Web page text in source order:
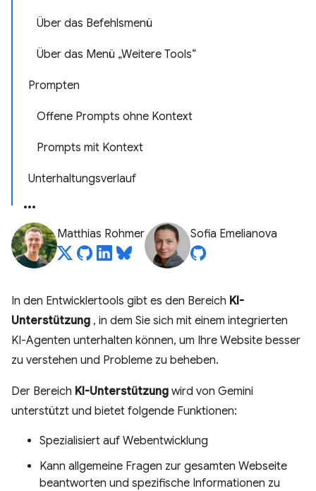
Über das Befehlsmenü
Über das Menü „Weitere Tools“
Prompten
Offene Prompts ohne Kontext
Prompts mit Kontext
Unterhaltungsverlauf
Matthias Rohmer Sofia Emelianova
In den Entwicklertools gibt es den Bereich KI-
Unterstützung , in dem Sie sich mit einem integrierten
KI-Agenten unterhalten können, um Ihre Website besser
zu verstehen und Probleme zu beheben.
Der Bereich KI-Unterstützung wird von Gemini
unterstützt und bietet folgende Funktionen:
Spezialisiert auf Webentwicklung
Kann allgemeine Fragen zur gesamten Webseite
beantworten und spezifische Informationen zu